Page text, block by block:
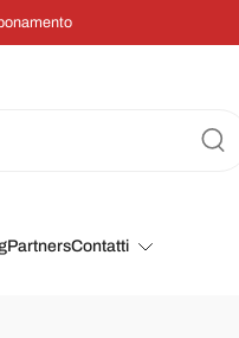
PartnersContatti